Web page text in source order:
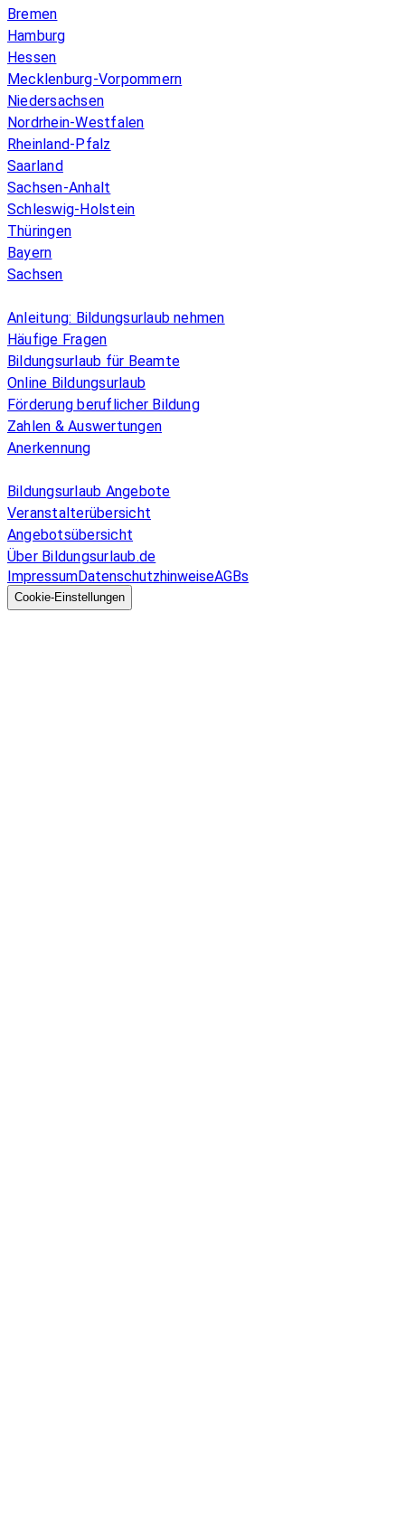
Bremen
Hamburg
Hessen
Mecklenburg-Vorpommern
Niedersachsen
Nordrhein-Westfalen
Rheinland-Pfalz
Saarland
Sachsen-Anhalt
Schleswig-Holstein
Thüringen
Bayern
Sachsen
Anleitung: Bildungsurlaub nehmen
Häufige Fragen
Bildungsurlaub für Beamte
Online Bildungsurlaub
Förderung beruflicher Bildung
Zahlen & Auswertungen
Anerkennung
Bildungsurlaub Angebote
Veranstalterübersicht
Angebotsübersicht
Über Bildungsurlaub.de
ImpressumDatenschutzhinweiseAGBs
Cookie-Einstellungen